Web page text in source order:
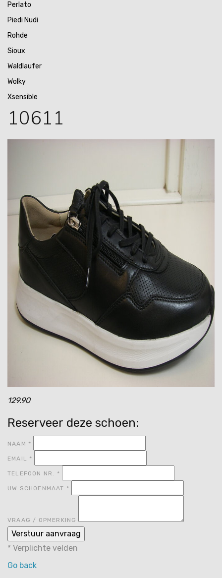
Perlato
Piedi Nudi
Rohde
Sioux
Waldlaufer
Wolky
Xsensible
10611
129.90
Reserveer deze schoen:
NAAM *
EMAIL *
TELEFOON NR. *
UW SCHOENMAAT *
VRAAG / OPMERKING
* Verplichte velden
Go back